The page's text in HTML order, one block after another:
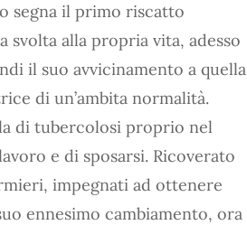
segna il primo riscatto
alla propria vita, adesso
il suo avvicinamento a quella
di un’ambita normalità.
di tubercolosi proprio nel
e di sposarsi. Ricoverato
impegnati ad ottenere
ennesimo cambiamento, ora